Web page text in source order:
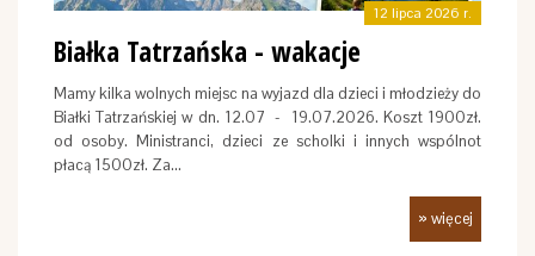
12 lipca 2026 r.
Białka Tatrzańska - wakacje
Mamy kilka wolnych miejsc na wyjazd dla dzieci i młodzieży do
Białki Tatrzańskiej w dn. 12.07 - 19.07.2026. Koszt 1900zł.
od osoby. Ministranci, dzieci ze scholki i innych wspólnot
płacą 1500zł. Za…
» więcej